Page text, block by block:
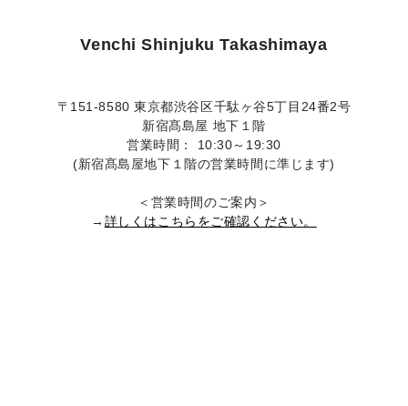
Venchi Shinjuku Takashimaya
〒151-8580 東京都渋谷区千駄ヶ谷5丁目24番2号
新宿髙島屋 地下１階
営業時間： 10:30～19:30
(新宿髙島屋地下１階の営業時間に準じます)
＜営業時間のご案内＞
→ 詳しくはこちらをご確認ください。